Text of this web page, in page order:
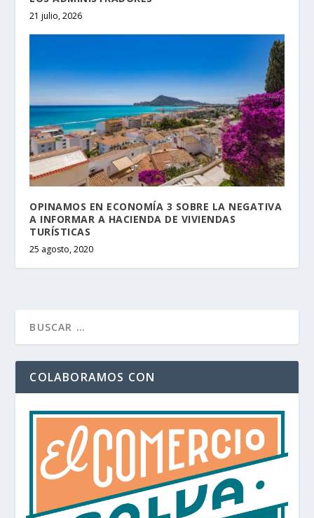
21 julio, 2026
OPINAMOS EN ECONOMÍA 3 SOBRE LA NEGATIVA
A INFORMAR A HACIENDA DE VIVIENDAS
TURÍSTICAS
25 agosto, 2020
COLABORAMOS CON